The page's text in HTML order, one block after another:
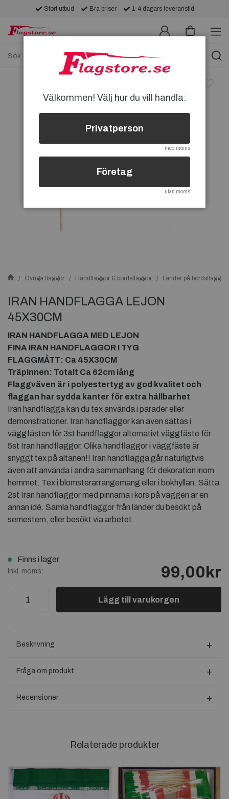
Stort utbud Bra priser 1-4 dagars leveranstid
Övriga flaggor Handflaggor & bordsflaggor Länder på
IRAN HANDFLAGGA LEJON
45X30CM
IRAN HANDFLAGGA MED LEJON
FINA IRAN HANDFLAGGOR I TYG
FLAGGMÅTT: Ca 45X30CM
Träpinnen: Totalt Ca 62cm lång
Flaggväven är i polyestertyg av god kvalitet och
flaggan har sydda kanter för extra hållbarhet
Iran handflagga kan du tex använda i parader eller
demonstrationer. Iran handflaggor kan även sättas i
väggfästen för 3st handflaggor alternativt väggfäste för
5st Iran handflaggor. Olika handflaggor i väggfäste är
snyggt tex på altanen!! Iran handflagga går naturligtvis
även att använda i andra sammanhang för dekoration inom
hemmet. Tex i blomsterarrangemang eller i bokhyllan. Sätta
2st Iran handflaggor med pinnarna i kors på väggen är en
annan idé. Samla handflaggor från länder du besökt på
semestern, eller besökt via arbetet.
Finns i lager
Inkl. moms: 99,00kr
Lägg till varukorgen
Beskrivning
Fråga om produkt
Recensioner
Relaterade produkter
Välkommen! Välj hur du vill handla:
Privatperson
med moms
Företag
utan moms